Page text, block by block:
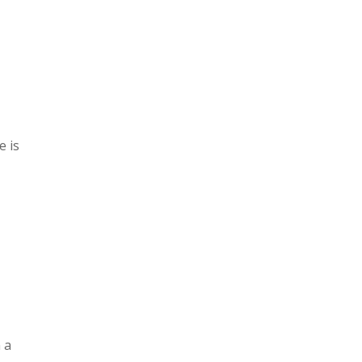
is